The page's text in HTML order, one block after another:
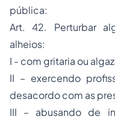
pública:
Art. 42. Perturbar
alheios:
I - com gritaria ou
II – exercendo
desacordo com as
III – abusando de